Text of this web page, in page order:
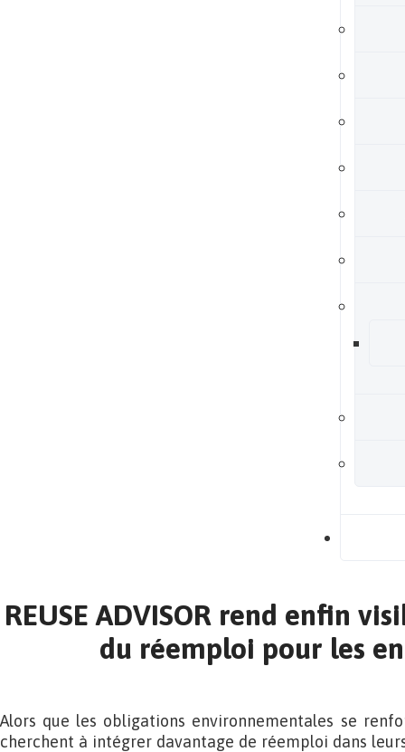
REUSE ADVISOR rend enfin
du réemploi pour les
Alors que les obligations environnementales se
cherchent à intégrer davantage de réemploi dans